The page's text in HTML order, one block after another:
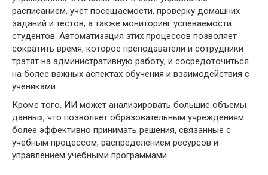
расписанием, учет посещаемости, проверку домашних
заданий и тестов, а также мониторинг успеваемости
студентов. Автоматизация этих процессов позволяет
сократить время, которое преподаватели и сотрудники
тратят на административную работу, и сосредоточиться
на более важных аспектах обучения и взаимодействия с
учениками.
Кроме того, ИИ может анализировать большие объемы
данных, что позволяет образовательным учреждениям
более эффективно принимать решения, связанные с
учебным процессом, распределением ресурсов и
управлением учебными программами.